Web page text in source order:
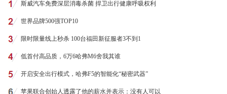
斯威汽车免费深层消毒杀菌 捍卫出行健康呼吸权利
世界品牌500强TOP10
限时限量线上秒杀 100台福田新征服者3不到1
低首付高品质，6万6哈弗M6舍我其谁
开启安全出行模式，哈弗F5的智能化“秘密武器”
苹果联合创始人透露了他的薪水并表示：没有人可以